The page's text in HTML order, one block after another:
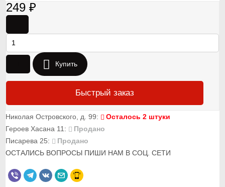
249 ₽
Купить
Быстрый заказ
Николая Островского, д. 99:
Осталось 2 штуки
Героев Хасана 11:
Продано
Писарева 25:
Продано
ОСТАЛИСЬ ВОПРОСЫ ПИШИ НАМ В СОЦ. СЕТИ